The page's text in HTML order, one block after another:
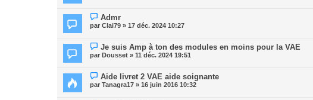
Admr
par Clai79 » 17 déc. 2024 10:27
Je suis Amp à ton des modules en moins pour la VAE
par Dousset » 11 déc. 2024 19:51
Aide livret 2 VAE aide soignante
par Tanagra17 » 16 juin 2016 10:32